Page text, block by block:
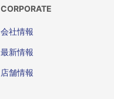
CORPORATE
会社情報
最新情報
店舗情報